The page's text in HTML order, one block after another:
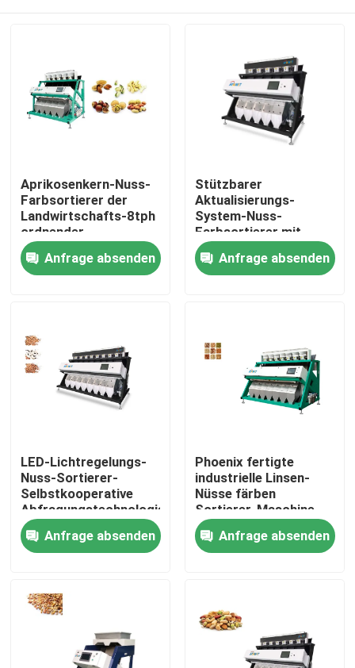
Nach Hause
Über uns
Produkte
Reisfarbsortierer
Kornfarbsortierer
Weizen-Farbsortierer
Erdnussfarbsortierer
Kaffeebohnen färben Sortierer
Aprikosenkern-Nuss-
Farbsortierer der
Landwirtschafts-8tph
ordnender
Anfrage absenden
Stützbarer
Aktualisierungs-
System-Nuss-
Farbsortierer mit
geführtem Licht
Anfrage absenden
LED-Lichtregelungs-
Nuss-Sortierer-
Selbstkooperative
Abfragungstechnologie
Anfrage absenden
Phoenix fertigte
industrielle Linsen-
Nüsse färben
Sortierer-Maschine
besonders an
Anfrage absenden